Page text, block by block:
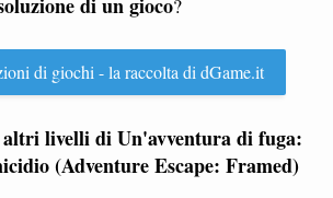
?
di giochi - la raccolta di dGame.it
livelli di Un'avventura di fuga:
(Adventure Escape: Framed)